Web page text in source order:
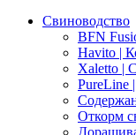
Свиноводство
BFN
Havito |
Xaletto |
PureLine
Откорм